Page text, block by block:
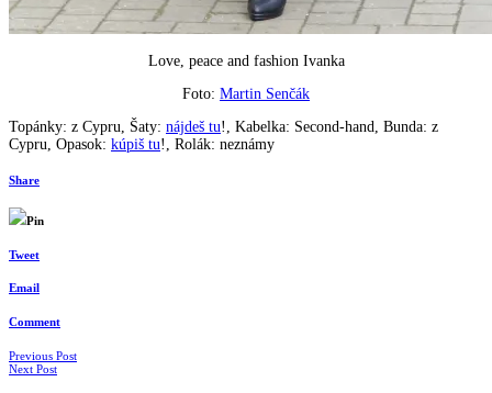
Love, peace and fashion Ivanka
Foto: Martin Senčák
Topánky: z Cypru, Šaty: nájdeš tu!, Kabelka: Second-hand, Bunda: z
Cypru, Opasok: kúpiš tu!, Rolák: neznámy
Share
Pin
Tweet
Email
Comment
Navigácia
Previous Post
Next Post